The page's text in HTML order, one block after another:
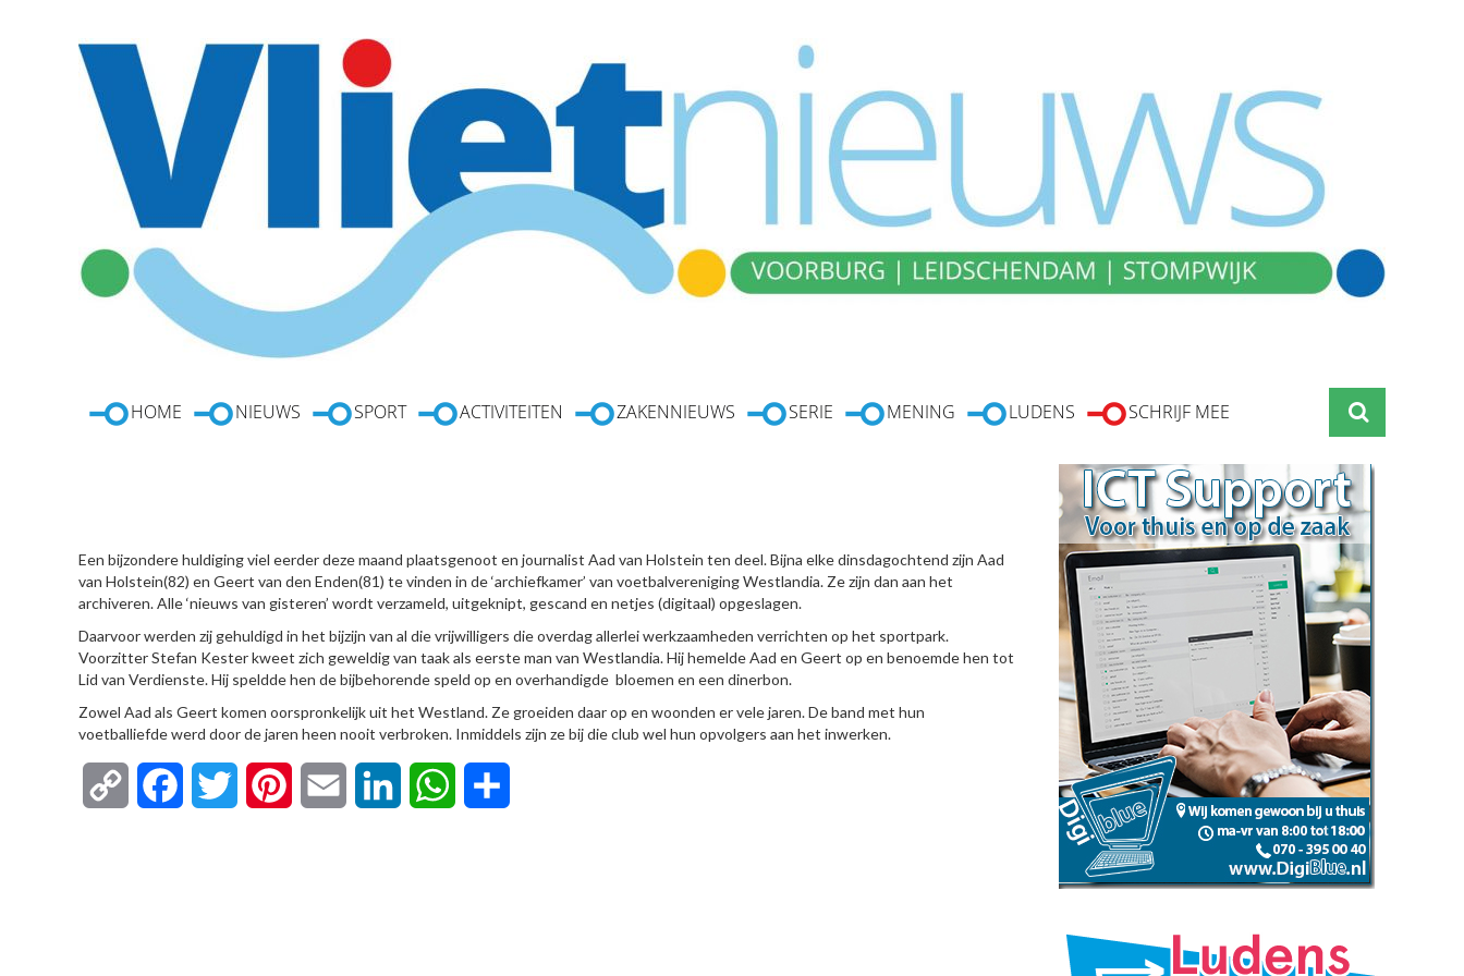
HOME NIEUWS SPORT ACTIVITEITEN ZAKENNIEUWS SERIE MENING LUDENS SCHRIJF MEE
Een bijzondere huldiging viel eerder deze maand plaatsgenoot en journalist Aad van Holstein ten deel. Bijna elke dinsdagochtend zijn Aad
van Holstein(82) en Geert van den Enden(81) te vinden in de ‘archiefkamer’ van voetbalvereniging Westlandia. Ze zijn dan aan het
archiveren. Alle ‘nieuws van gisteren’ wordt verzameld, uitgeknipt, gescand en netjes (digitaal) opgeslagen.
Daarvoor werden zij gehuldigd in het bijzijn van al die vrijwilligers die overdag allerlei werkzaamheden verrichten op het sportpark.
Voorzitter Stefan Kester kweet zich geweldig van taak als eerste man van Westlandia. Hij hemelde Aad en Geert op en benoemde hen tot
Lid van Verdienste. Hij speldde hen de bijbehorende speld op en overhandigde bloemen en een dinerbon.
Zowel Aad als Geert komen oorspronkelijk uit het Westland. Ze groeiden daar op en woonden er vele jaren. De band met hun
voetballiefde werd door de jaren heen nooit verbroken. Inmiddels zijn ze bij die club wel hun opvolgers aan het inwerken.
Copy FacebookTwitter Pinterest Email LinkedIn WhatsApp